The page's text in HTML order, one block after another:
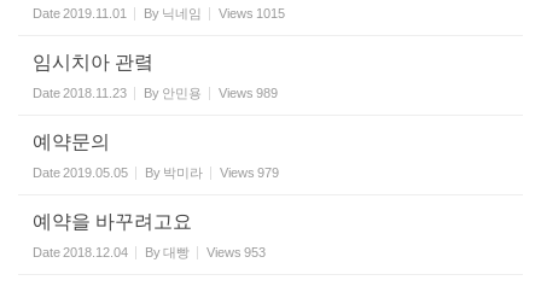
Date2019.11.01 By 닉네임 Views 1015
임시치아 관렼
Date2018.11.23 By 안민용 Views 989
예약문의
Date2019.05.05 By 박미라 Views 979
예약을 바꾸려고요
Date2018.12.04 By대빵 Views 953